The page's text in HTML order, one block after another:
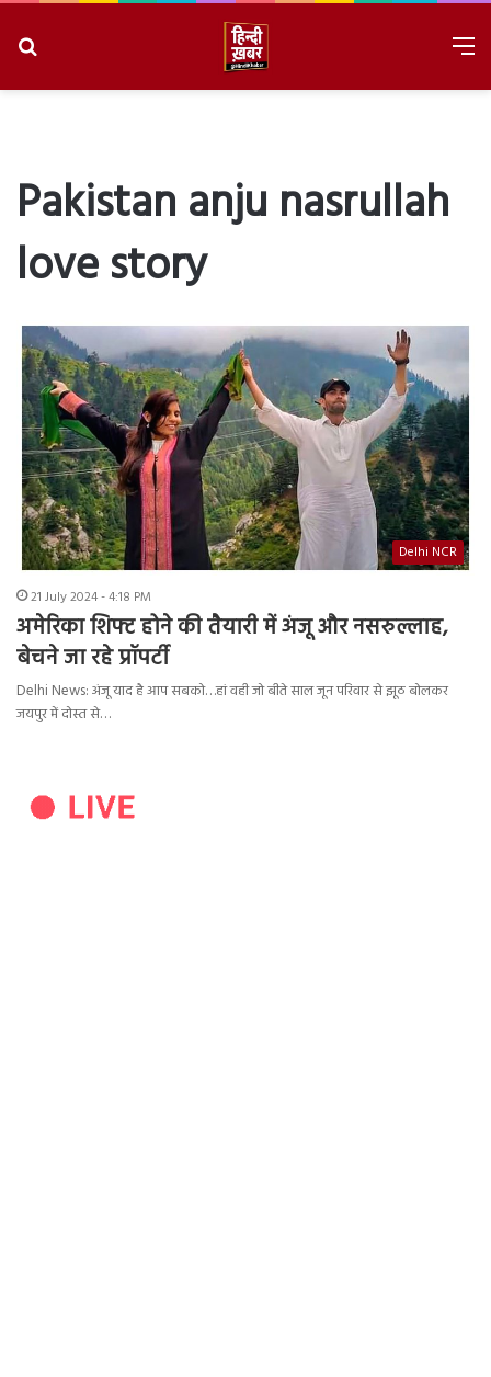
Pakistan anju nasrullah
love story
Delhi NCR
21 July 2024 - 4:18 PM
अमेरिका शिफ्ट होने की तैयारी में अंजू और नसरुल्लाह,
बेचने जा रहे प्रॉपर्टी
Delhi News: अंजू याद है आप सबको…हां वही जो बीते साल जून परिवार से झूठ बोलकर
जयपुर में दोस्त से…